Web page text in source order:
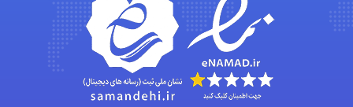
ZAK